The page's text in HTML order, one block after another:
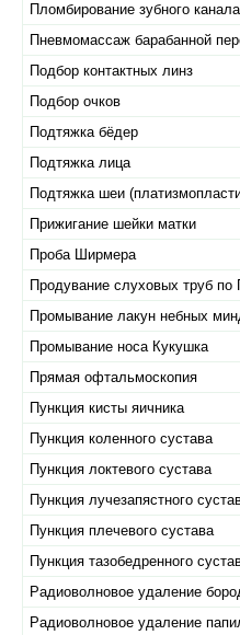
Пломбирование зубного
Пневмомассаж барабанной
Подбор контактных линз
Подбор очков
Подтяжка бёдер
Подтяжка лица
Подтяжка шеи
Прижигание шейки матки
Проба Ширмера
Продувание слуховых труб по
Промывание лакун небных
Промывание носа Кукушка
Прямая офтальмоскопия
Пункция кисты яичника
Пункция коленного сустава
Пункция локтевого сустава
Пункция лучезапястного
Пункция плечевого сустава
Пункция тазобедренного
Радиоволновое удаление
Радиоволновое удаление